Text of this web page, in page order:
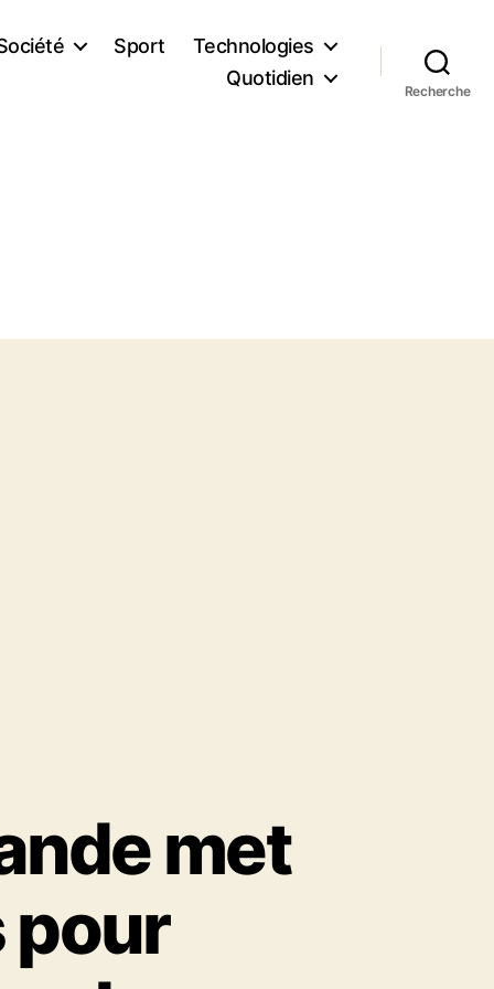
Sport
Technologies
Quotidien
Recherche
met
pour